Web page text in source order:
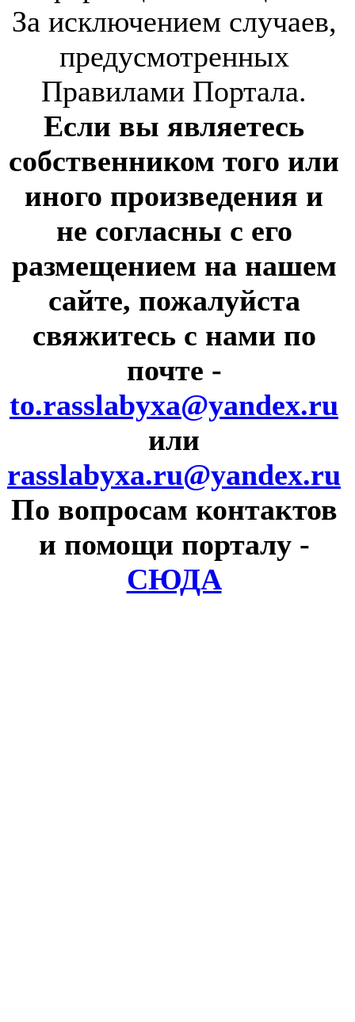
За исключением случаев,
предусмотренных
Правилами Портала.
Если вы являетесь
собственником того или
иного произведения и
не согласны с его
размещением на нашем
сайте, пожалуйста
свяжитесь с нами по
почте -
to.rasslabyxa@yandex.ru
или
rasslabyxa.ru@yandex.ru
По вопросам контактов
и помощи порталу -
СЮДА